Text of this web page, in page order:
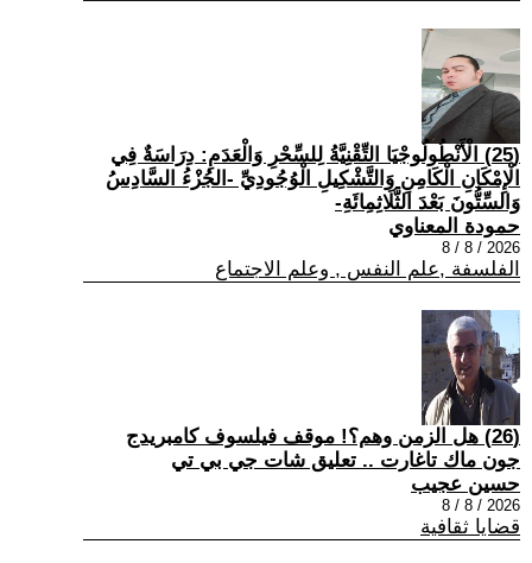
(25) الْأَنْطُولُوجْيَا التِّقْنِيَّةُ لِلسِّحْرِ وَالْعَدَمِ: دِرَاسَةٌ فِي
الْإِمْكَانِ الْكَامِنِ وَالتَّشْكِيلِ الْوُجُودِيِّ -الجُزْءُ السَّادِسُ
وَالسِّتُّونَ بَعْدَ الثَّلَاثِمِائَةِ-
حمودة المعناوي
2026 / 8 / 8
الفلسفة ,علم النفس , وعلم الاجتماع
(26) هل الزمن وهم؟! موقف فيلسوف كامبريدج
جون ماك تاغارت .. تعليق شات جي بي تي
حسين عجيب
2026 / 8 / 8
قضايا ثقافية